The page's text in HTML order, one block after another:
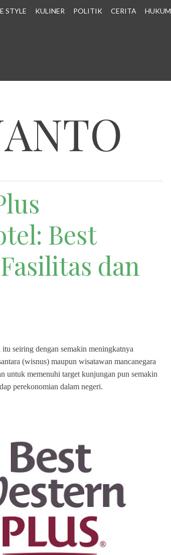
STYLE KULINER POLITIK CERITA HUKUM
Best
dan
seiring dengan semakin meningkatnya
(wisnus) maupun wisatawan mancanegara
untuk memenuhi target kunjungan pun semakin
perekonomian dalam negeri.